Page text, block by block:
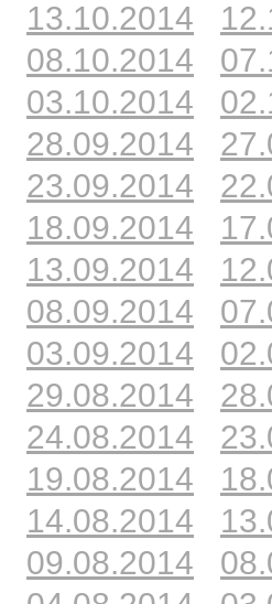
13.10.2014
08.10.2014
03.10.2014
28.09.2014
23.09.2014
18.09.2014
13.09.2014
08.09.2014
03.09.2014
29.08.2014
24.08.2014
19.08.2014
14.08.2014
09.08.2014